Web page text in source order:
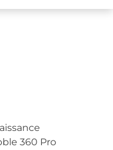
360 Pro